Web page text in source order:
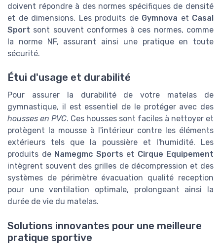
doivent répondre à des normes spécifiques de densité
et de dimensions. Les produits de Gymnova et Casal
Sport sont souvent conformes à ces normes, comme
la norme NF, assurant ainsi une pratique en toute
sécurité.
Étui d'usage et durabilité
Pour assurer la durabilité de votre matelas de
gymnastique, il est essentiel de le protéger avec des
housses en PVC. Ces housses sont faciles à nettoyer et
protègent la mousse à l'intérieur contre les éléments
extérieurs tels que la poussière et l'humidité. Les
produits de Namegmc Sports et Cirque Equipement
intègrent souvent des grilles de décompression et des
systèmes de périmètre évacuation qualité reception
pour une ventilation optimale, prolongeant ainsi la
durée de vie du matelas.
Solutions innovantes pour une meilleure
pratique sportive